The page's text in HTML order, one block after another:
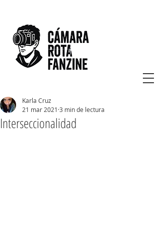
Interseccionalidad
Karla Cruz
21 mar 2021 3 min de lectura